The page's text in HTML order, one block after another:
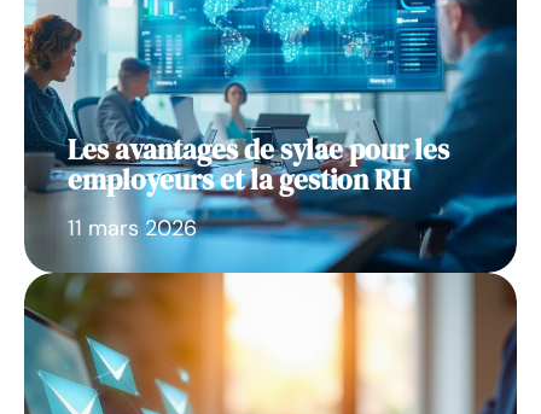
Les avantages de sylae pour les
employeurs et la gestion RH
11 mars 2026